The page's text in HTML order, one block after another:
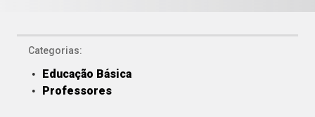
Categorias:
Educação Básica
Professores